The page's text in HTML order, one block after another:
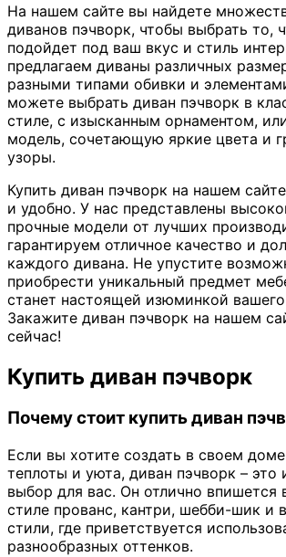
На нашем сайте вы найдете
диванов пэчворк, чтобы выбрать то,
подойдет под ваш вкус и стиль
предлагаем диваны различных
разными типами обивки и
можете выбрать диван пэчворк в
стиле, с изысканным орнаментом,
модель, сочетающую яркие цвета и
узоры.
Купить диван пэчворк на нашем
и удобно. У нас представлены
прочные модели от лучших
гарантируем отличное качество и
каждого дивана. Не упустите
приобрести уникальный предмет
станет настоящей изюминкой вашего
Закажите диван пэчворк на нашем
сейчас!
Купить диван пэчворк
Почему стоит купить диван
Если вы хотите создать в своем
теплоты и уюта, диван пэчворк – это
выбор для вас. Он отлично впишется
стиле прованс, кантри, шебби-шик и
стили, где приветствуется
разнообразных оттенков.